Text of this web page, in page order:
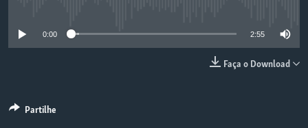
0:00 2:55
Faça o Download
Partilhe